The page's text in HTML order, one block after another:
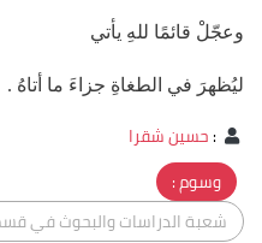
وعجّلْ قائمًا للهِ يأتي
ليُظهرَ في الطغاةِ جزاءَ ما أتاهُ .
:حسين شقرا
وسوم :
شعبة الدراسات والبحوث في